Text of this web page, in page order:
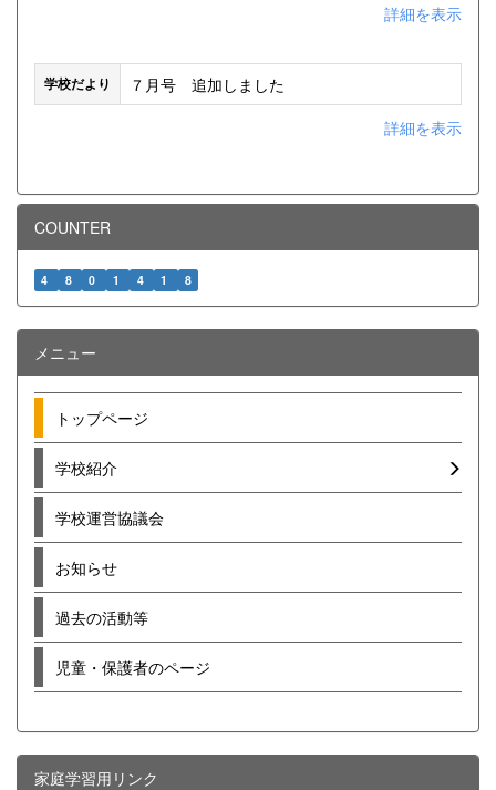
詳細を表示
学校だより
７月号 追加しました
詳細を表示
COUNTER
4 8 0 1 4 1 8
メニュー
トップページ
学校紹介
学校運営協議会
お知らせ
過去の活動等
児童・保護者のページ
家庭学習用リンク